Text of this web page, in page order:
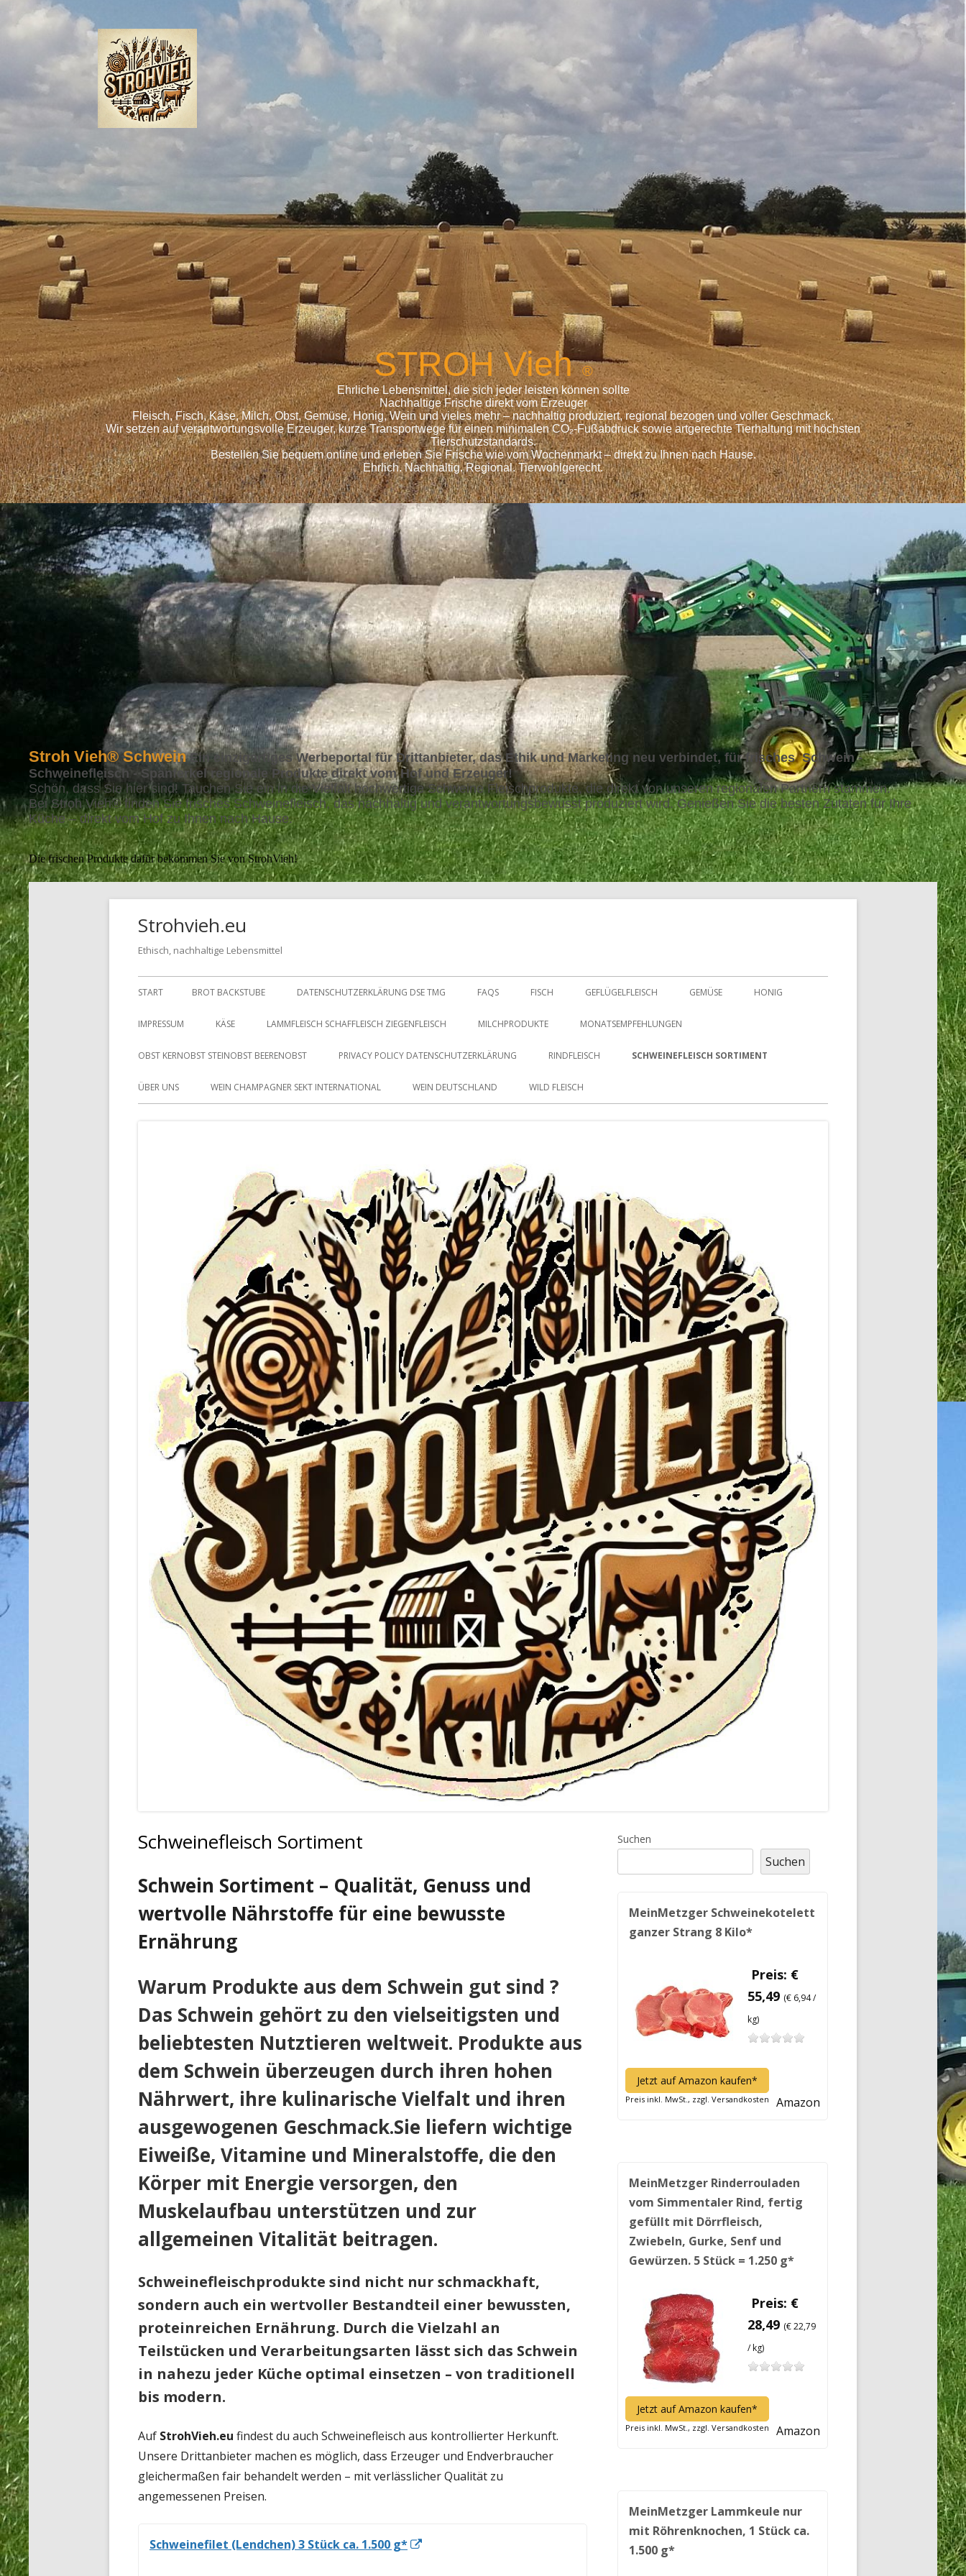
STROHVieh®
Ehrliche Lebensmittel, die sich jeder leisten können sollte
Nachhaltige Frische direkt vom Erzeuger
Fleisch, Fisch, Käse, Milch, Obst, Gemüse, Honig, Wein und vieles mehr – nachhaltig produziert, regional bezogen und voller Geschmack.
Wir setzen auf verantwortungsvolle Erzeuger, kurze Transportwege für einen minimalen CO₂-Fußabdruck sowie artgerechte Tierhaltung mit höchsten
Tierschutzstandards.
Bestellen Sie bequem online und erleben Sie Frische wie vom Wochenmarkt – direkt zu Ihnen nach Hause.
Ehrlich. Nachhaltig. Regional. Tierwohlgerecht.
Stroh Vieh® Schwein Ein einzigartiges Werbeportal für Drittanbieter, das Ethik und Marketing neu verbindet, für frisches Schwein -
Schweinefleisch - Spanferkel regionale Produkte direkt vom Hof und Erzeuger!
Schön, dass Sie hier sind! Tauchen Sie ein in die Vielfalt hochwertige Schweine Fleischprodukte, die direkt von unseren regionalen Partnern stammen.
Bei Stroh Vieh® finden Sie frisches Schweinefleisch, das nachhaltig und verantwortungsbewusst produziert wird. Genießen Sie die besten Zutaten für Ihre
Küche – direkt vom Hof zu Ihnen nach Hause.
Die frischen Produkte dafür bekommen Sie von StrohVieh!